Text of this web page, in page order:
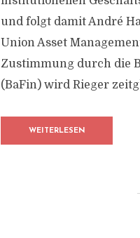
und folgt damit André
Union Asset
Zustimmung durch die
(BaFin) wird Rieger
WEITERLESEN